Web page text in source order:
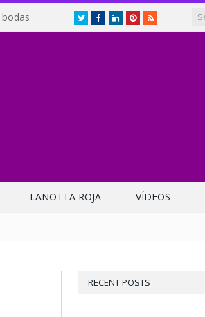
TwitterFacebookLinkedInPinterest
RSS
LANOTTA ROJA VÍDEOS
RECENT POSTS